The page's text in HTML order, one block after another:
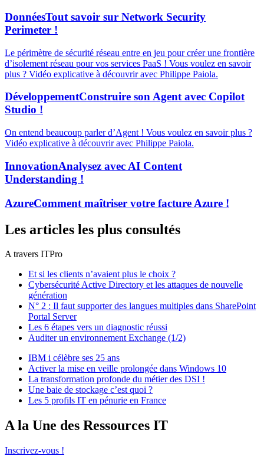
DonnéesTout savoir sur Network Security
Perimeter !
Le périmètre de sécurité réseau entre en jeu pour créer une frontière
d’isolement réseau pour vos services PaaS ! Vous voulez en savoir
plus ? Vidéo explicative à découvrir avec Philippe Paiola.
DéveloppementConstruire son Agent avec Copilot
Studio !
On entend beaucoup parler d’Agent ! Vous voulez en savoir plus ?
Vidéo explicative à découvrir avec Philippe Paiola.
InnovationAnalysez avec AI Content
Understanding !
AzureComment maîtriser votre facture Azure !
Les articles les plus consultés
A travers ITPro
Et si les clients n’avaient plus le choix ?
Cybersécurité Active Directory et les attaques de nouvelle
génération
N° 2 : Il faut supporter des langues multiples dans SharePoint
Portal Server
Les 6 étapes vers un diagnostic réussi
Auditer un environnement Exchange (1/2)
IBM i célèbre ses 25 ans
Activer la mise en veille prolongée dans Windows 10
La transformation profonde du métier des DSI !
Une baie de stockage c’est quoi ?
Les 5 profils IT en pénurie en France
A la Une des Ressources IT
Inscrivez-vous !